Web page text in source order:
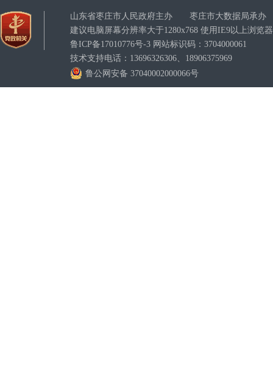
山东省枣庄市人民政府主办 枣庄市大数据局承办
建议电脑屏幕分辨率大于1280x768 使用IE9以上浏览
鲁ICP备17010776号-3 网站标识码：3704000061
技术支持电话：13696326306、18906375969
鲁公网安备 37040002000066号